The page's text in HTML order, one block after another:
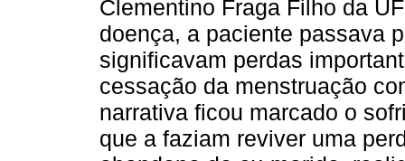
Clementino Fraga Filho da
doença, a paciente passava
significavam perdas
cessação da menstruação
narrativa ficou marcado o
que a faziam reviver uma